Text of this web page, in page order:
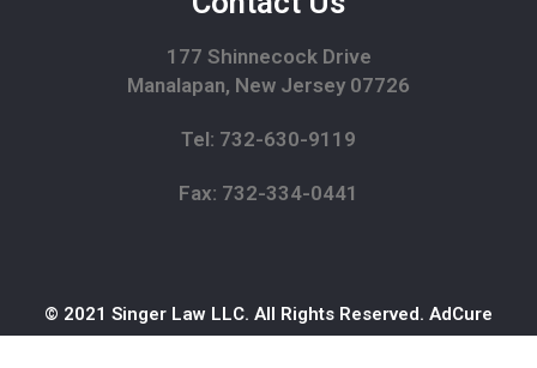
177 Shinnecock Drive
Manalapan, New Jersey 07726
Tel: 732-630-9119
Fax: 732-334-0441
© 2021 Singer Law LLC. All Rights Reserved. AdCure